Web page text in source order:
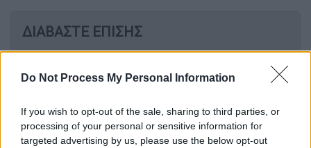
Do Not Process My Personal Information
If you wish to opt-out of the sale, sharing to third parties, or
processing of your personal or sensitive information for
targeted advertising by us, please use the below opt-out
ΔΙΑΒΑΣΤΕ ΕΠΙΣΗΣ
Έρχεται αυστηρό πλαφόν στα
Τι αλλάζει με το νομοσχέδιο του
υπουργείου Υγείας